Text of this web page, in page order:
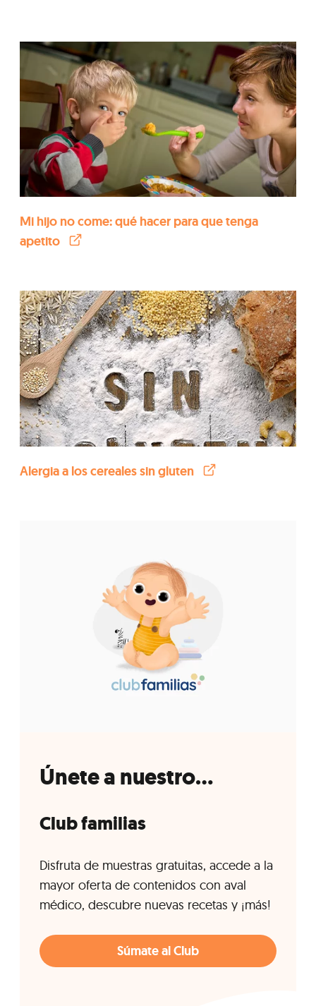
Mi hijo no come: qué hacer para que tenga
apetito
Alergia a los cereales sin gluten
Únete a nuestro...
Club familias
Disfruta de muestras gratuitas, accede a la
mayor oferta de contenidos con aval
médico, descubre nuevas recetas y ¡más!
Súmate al Club